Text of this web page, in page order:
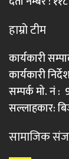
हाम्रो टीम
कार्यकारी
कार्यकारी
सम्पर्क मो. नं :
सल्लाहकार:
सामाजिक